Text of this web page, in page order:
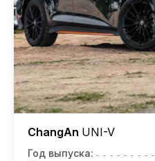
ChangAn UNI-V
Год выпуска: